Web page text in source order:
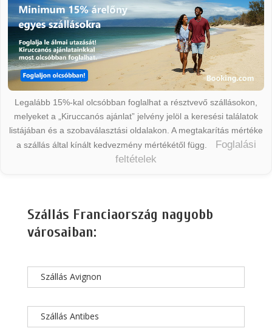
Legalább 15%-kal olcsóbban foglalhat a résztvevő szállásokon,
melyeket a „Kiruccanós ajánlat” jelvény jelöl a keresési találatok
listájában és a szobaválasztási oldalakon. A megtakarítás mértéke
a szállás által kínált kedvezmény mértékétől függ.
Foglalási
feltételek
Szállás Franciaország nagyobb
városaiban:
Szállás Avignon
Szállás Antibes